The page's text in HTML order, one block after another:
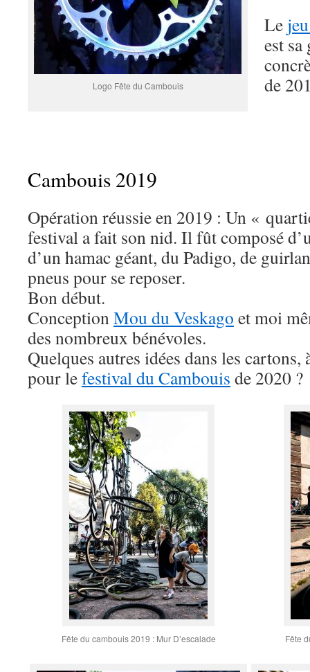
Logo Fête du Cambouis
Le
est sa
de
Cambouis 2019
Opération réussie en 2019 : Un «
festival a fait son nid. Il fût composé
d’un hamac géant, du Padigo, de
pneus pour se reposer.
Bon début.
ConceptionMou du Veskago et moi
des nombreux bénévoles.
Quelques autres idées dans les cartons,
pour lefestival du Cambouis de 2020 ?
Fête du cambouis 2019 : Mur D’escalade Fête